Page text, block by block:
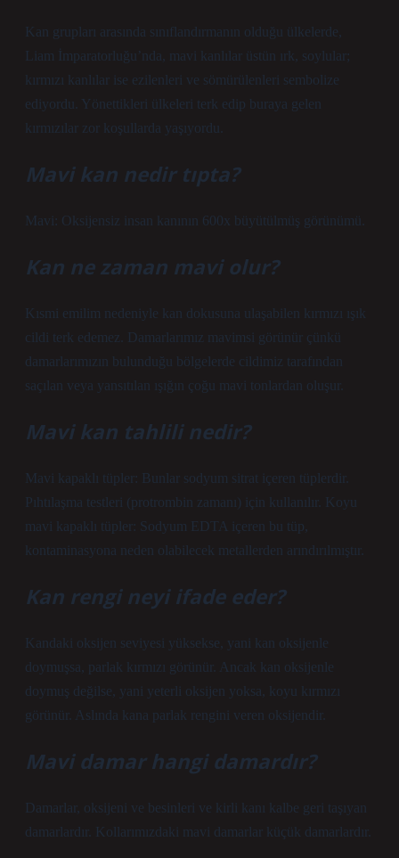
Kan grupları arasında sınıflandırmanın olduğu ülkelerde,
Liam İmparatorluğu’nda, mavi kanlılar üstün ırk, soylular;
kırmızı kanlılar ise ezilenleri ve sömürülenleri sembolize
ediyordu. Yönettikleri ülkeleri terk edip buraya gelen
kırmızılar zor koşullarda yaşıyordu.
Mavi kan nedir tıpta?
Mavi: Oksijensiz insan kanının 600x büyütülmüş görünümü.
Kan ne zaman mavi olur?
Kısmi emilim nedeniyle kan dokusuna ulaşabilen kırmızı ışık
cildi terk edemez. Damarlarımız mavimsi görünür çünkü
damarlarımızın bulunduğu bölgelerde cildimiz tarafından
saçılan veya yansıtılan ışığın çoğu mavi tonlardan oluşur.
Mavi kan tahlili nedir?
Mavi kapaklı tüpler: Bunlar sodyum sitrat içeren tüplerdir.
Pıhtılaşma testleri (protrombin zamanı) için kullanılır. Koyu
mavi kapaklı tüpler: Sodyum EDTA içeren bu tüp,
kontaminasyona neden olabilecek metallerden arındırılmıştır.
Kan rengi neyi ifade eder?
Kandaki oksijen seviyesi yüksekse, yani kan oksijenle
doymuşsa, parlak kırmızı görünür. Ancak kan oksijenle
doymuş değilse, yani yeterli oksijen yoksa, koyu kırmızı
görünür. Aslında kana parlak rengini veren oksijendir.
Mavi damar hangi damardır?
Damarlar, oksijeni ve besinleri ve kirli kanı kalbe geri taşıyan
damarlardır. Kollarımızdaki mavi damarlar küçük damarlardır.